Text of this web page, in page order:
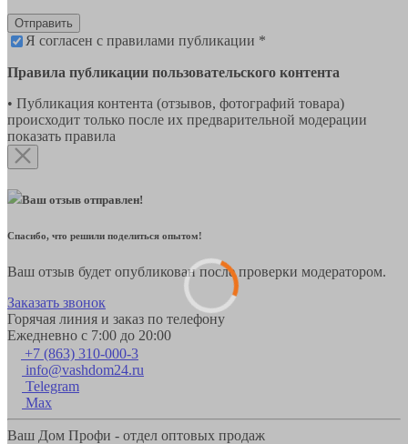
Отправить
Я согласен с правилами публикации *
Правила публикации пользовательского контента
• Публикация контента (отзывов, фотографий товара)
происходит только после их предварительной модерации
показать правила
Ваш отзыв отправлен!
Спасибо, что решили поделиться опытом!
Ваш отзыв будет опубликован после проверки модератором.
Заказать звонок
Горячая линия и заказ по телефону
Ежедневно с 7:00 до 20:00
+7 (863) 310-000-3
info@vashdom24.ru
Telegram
Max
Ваш Дом Профи - отдел оптовых продаж